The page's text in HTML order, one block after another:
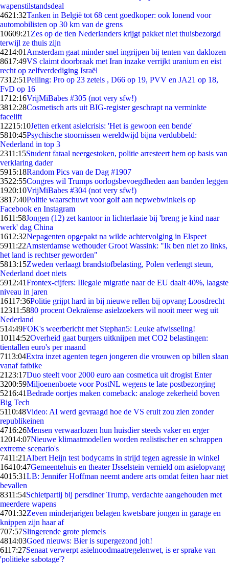
wapenstilstandsdeal
4621:32Tanken in België tot 68 cent goedkoper: ook lonend voor
automobilisten op 30 km van de grens
10609:21 Zes op de tien Nederlanders krijgt pakket niet thuisbezorgd
terwijl ze thuis zijn
4214:01 Amsterdam gaat minder snel ingrijpen bij tenten van daklozen
8617:49VS claimt doorbraak met Iran inzake verrijkt uranium en eist
recht op zelfverdediging Israël
7312:51Peiling: Pro op 23 zetels , D66 op 19, PVV en JA21 op 18,
FvD op 16
1712:16VrijMiBabes #305 (not very sfw!)
3812:28Cosmetisch arts uit BIG-register geschrapt na verminkte
facelift
12215:10Jetten erkent asielcrisis: 'Het is gewoon een bende'
5810:45Psychische stoornissen wereldwijd bijna verdubbeld:
Nederland in top 3
2311:15Student fataal neergestoken, politie arresteert hem op basis van
verklaring dader
5915:18Random Pics van de Dag #1907
3522:55Congres wil Trumps oorlogsbevoegdheden aan banden leggen
1920:10VrijMiBabes #304 (not very sfw!)
3817:40Politie waarschuwt voor golf aan nepwebwinkels op
Facebook en Instagram
1611:58Jongen (12) zet kantoor in lichterlaaie bij 'breng je kind naar
werk' dag China
1612:32Nepagenten opgepakt na wilde achtervolging in Elspeet
5911:22Amsterdamse wethouder Groot Wassink: "Ik ben niet zo links,
het land is rechtser geworden"
5813:15Zweden verlaagt brandstofbelasting, Polen verlengt steun,
Nederland doet niets
5912:41Frontex-cijfers: Illegale migratie naar de EU daalt 40%, laagste
niveau in jaren
16117:36Politie grijpt hard in bij nieuwe rellen bij opvang Loosdrecht
12311:5880 procent Oekraïense asielzoekers wil nooit meer weg uit
Nederland
514:49FOK's weerbericht met Stephan5: Leuke afwisseling!
10114:52Overheid gaat burgers uitknijpen met CO2 belastingen:
tientallen euro's per maand
7113:04Extra inzet agenten tegen jongeren die vrouwen op billen slaan
vanaf fatbike
21 23:17Duo steelt voor 2000 euro aan cosmetica uit drogist Enter
3200:59Miljoenenboete voor PostNL wegens te late postbezorging
5216:41Bedrade oortjes maken comeback: analoge zekerheid boven
Big Tech
5110:48Video: AI werd gevraagd hoe de VS eruit zou zien zonder
republikeinen
4716:26Mensen verwaarlozen hun huisdier steeds vaker en erger
12014:07Nieuwe klimaatmodellen worden realistischer en schrappen
extreme scenario's
7411:21 Albert Heijn test bodycams in strijd tegen agressie in winkel
16410:47Gemeentehuis en theater IJsselstein vernield om asielopvang
4015:31LB: Jennifer Hoffman neemt andere arts omdat feiten haar niet
bevallen
8311:54Schietpartij bij persdiner Trump, verdachte aangehouden met
meerdere wapens
4701:32Zeven minderjarigen belagen kwetsbare jongen in garage en
knippen zijn haar af
707:57Slingerende grote piemels
4814:03Goed nieuws: Bier is supergezond joh!
6117:27Senaat verwerpt asielnoodmaatregelenwet, is er sprake van
'politieke sabotage'?